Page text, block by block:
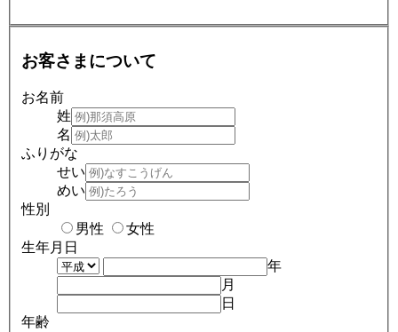
お客さまについて
お名前
姓
名
ふりがな
せい
めい
性別
男性
女性
生年月日
年
月
日
年齢